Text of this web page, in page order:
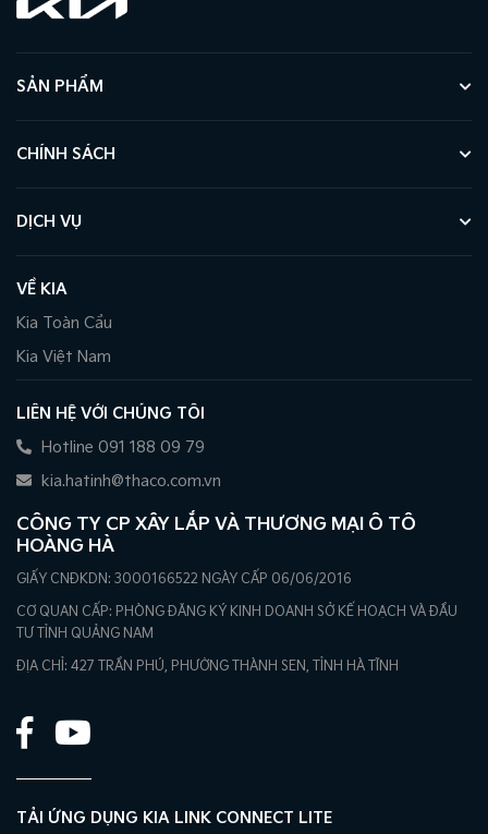
SẢN PHẨM
CHÍNH SÁCH
DỊCH VỤ
VỀ KIA
Kia Toàn Cầu
Kia Việt Nam
LIÊN HỆ VỚI CHÚNG TÔI
Hotline 091 188 09 79
kia.hatinh@thaco.com.vn
CÔNG TY CP XÂY LẮP VÀ THƯƠNG MẠI Ô TÔ
HOÀNG HÀ
GIẤY CNĐKDN: 3000166522 NGÀY CẤP 06/06/2016
CƠ QUAN CẤP: PHÒNG ĐĂNG KÝ KINH DOANH SỞ KẾ HOẠCH VÀ ĐẦU
TƯ TỈNH QUẢNG NAM
ĐỊA CHỈ: 427 TRẦN PHÚ, PHƯỜNG THÀNH SEN, TỈNH HÀ TĨNH
TẢI ỨNG DỤNG KIA LINK CONNECT LITE